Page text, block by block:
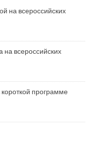
на всероссийских
на всероссийских
программе